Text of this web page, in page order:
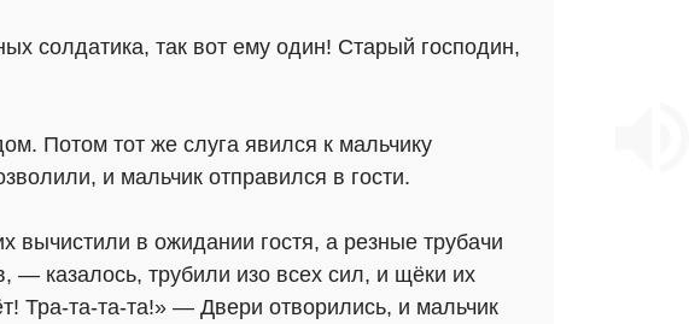
солдатика, так вот ему один! Старый господин,
Потом тот же слуга явился к мальчику
и мальчик отправился в гости.
вычистили в ожидании гостя, а резные трубачи
казалось, трубили изо всех сил, и щёки их
Тра-та-та-та!» — Двери отворились, и мальчик